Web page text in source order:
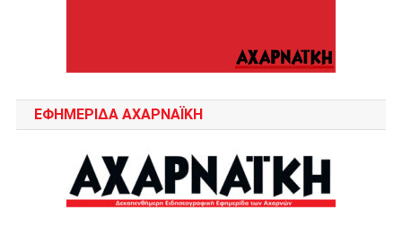
ΕΦΗΜΕΡΙΔΑ ΑΧΑΡΝΑΪΚΗ